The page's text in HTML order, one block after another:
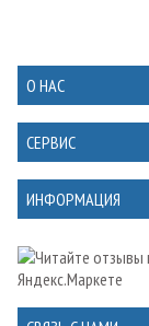
О НАС
СЕРВИС
ИНФОРМАЦИЯ